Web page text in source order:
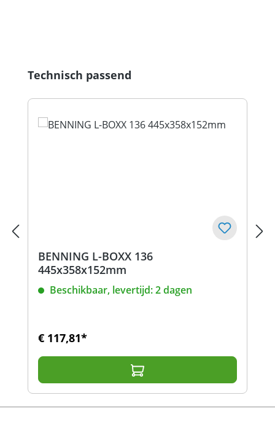
Productgalerij overslaan
Technisch passend
BENNING L-BOXX 136
445x358x152mm
Beschikbaar, levertijd: 2 dagen
€ 117,81*